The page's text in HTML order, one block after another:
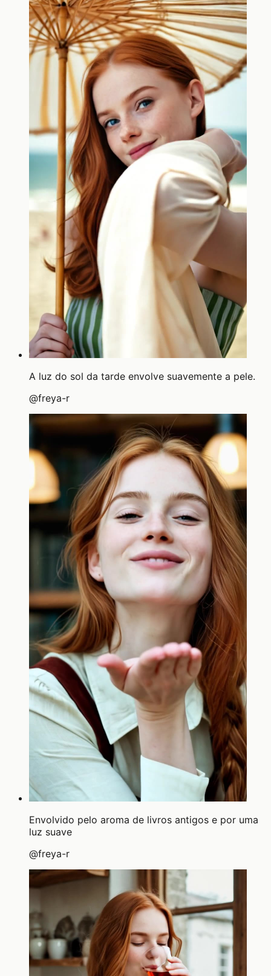
A luz do sol da tarde envolve suavemente a pele.
@freya-r
Envolvido pelo aroma de livros antigos e por uma
luz suave
@freya-r